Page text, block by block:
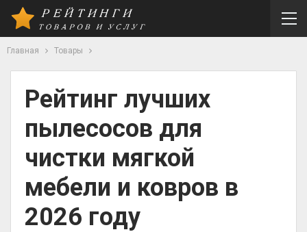
Главная Товары
Рейтинг лучших
пылесосов для
чистки мягкой
мебели и ковров в
2026 году